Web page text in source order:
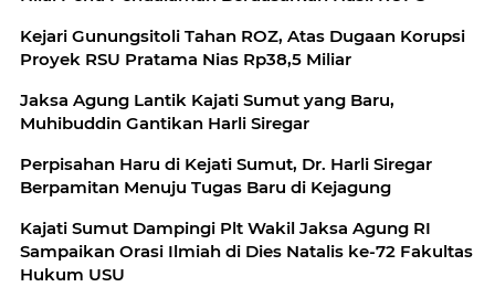
Kejari Gunungsitoli Tahan ROZ, Atas Dugaan Korupsi
Proyek RSU Pratama Nias Rp38,5 Miliar
Jaksa Agung Lantik Kajati Sumut yang Baru,
Muhibuddin Gantikan Harli Siregar
Perpisahan Haru di Kejati Sumut, Dr. Harli Siregar
Berpamitan Menuju Tugas Baru di Kejagung
Kajati Sumut Dampingi Plt Wakil Jaksa Agung RI
Sampaikan Orasi Ilmiah di Dies Natalis ke-72 Fakultas
Hukum USU